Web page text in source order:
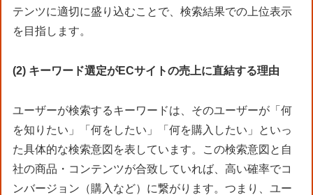
テンツに適切に盛り込むことで、検索結果での上位表示
を目指します。
(2) キーワード選定がECサイトの売上に直結する理由
ユーザーが検索するキーワードは、そのユーザーが「何
を知りたい」「何をしたい」「何を購入したい」といっ
た具体的な検索意図を表しています。この検索意図と自
社の商品・コンテンツが合致していれば、高い確率でコ
ンバージョン（購入など）に繋がります。つまり、ユー